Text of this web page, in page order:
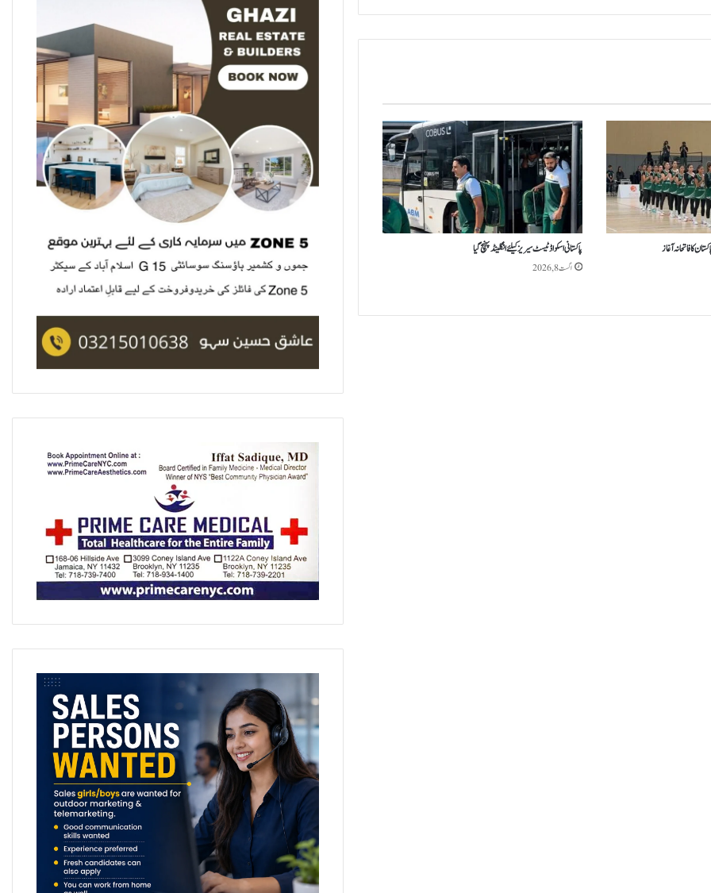
کا فاتحانہ آغاز پاکستانی اسکواڈ ٹیسٹ سیریز کیلئے انگلینڈ پہنچ گیا
اگست 8, 2026